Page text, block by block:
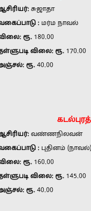
சுஜாதா
: மர்ம நாவல்
ரூ. 180.00
விலை: ரூ. 170.00
ரூ. 40.00
வண்ணநிலவன்
: புதினம் (நாவல்)
ரூ. 160.00
விலை: ரூ. 145.00
ரூ. 40.00